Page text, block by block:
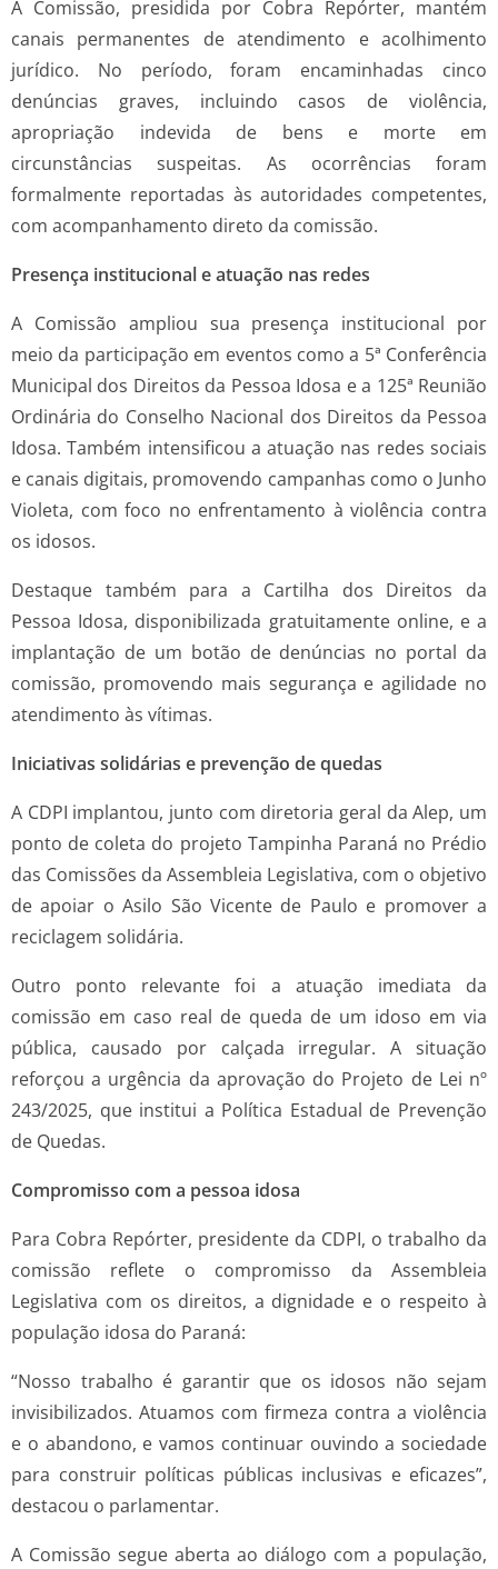
A Comissão, presidida por Cobra Repórter, mantém
canais permanentes de atendimento e acolhimento
jurídico. No período, foram encaminhadas cinco
denúncias graves, incluindo casos de violência,
apropriação indevida de bens e morte em
circunstâncias suspeitas. As ocorrências foram
formalmente reportadas às autoridades competentes,
com acompanhamento direto da comissão.
Presença institucional e atuação nas redes
A Comissão ampliou sua presença institucional por
meio da participação em eventos como a 5ª Conferência
Municipal dos Direitos da Pessoa Idosa e a 125ª Reunião
Ordinária do Conselho Nacional dos Direitos da Pessoa
Idosa. Também intensificou a atuação nas redes sociais
e canais digitais, promovendo campanhas como o Junho
Violeta, com foco no enfrentamento à violência contra
os idosos.
Destaque também para a Cartilha dos Direitos da
Pessoa Idosa, disponibilizada gratuitamente online, e a
implantação de um botão de denúncias no portal da
comissão, promovendo mais segurança e agilidade no
atendimento às vítimas.
Iniciativas solidárias e prevenção de quedas
A CDPI implantou, junto com diretoria geral da Alep, um
ponto de coleta do projeto Tampinha Paraná no Prédio
das Comissões da Assembleia Legislativa, com o objetivo
de apoiar o Asilo São Vicente de Paulo e promover a
reciclagem solidária.
Outro ponto relevante foi a atuação imediata da
comissão em caso real de queda de um idoso em via
pública, causado por calçada irregular. A situação
reforçou a urgência da aprovação do Projeto de Lei nº
243/2025, que institui a Política Estadual de Prevenção
de Quedas.
Compromisso com a pessoa idosa
Para Cobra Repórter, presidente da CDPI, o trabalho da
comissão reflete o compromisso da Assembleia
Legislativa com os direitos, a dignidade e o respeito à
população idosa do Paraná:
“Nosso trabalho é garantir que os idosos não sejam
invisibilizados. Atuamos com firmeza contra a violência
e o abandono, e vamos continuar ouvindo a sociedade
para construir políticas públicas inclusivas e eficazes”,
destacou o parlamentar.
A Comissão segue aberta ao diálogo com a população,